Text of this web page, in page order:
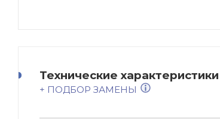
Технические
+ ПОДБОР ЗАМЕНЫ